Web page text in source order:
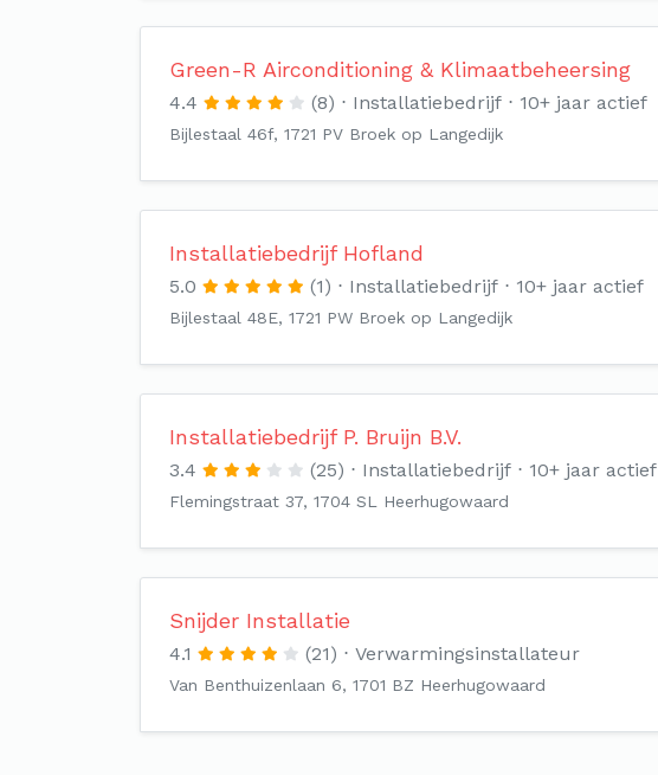
Green-R Airconditioning & Klimaatbeheersing
4.4 (8) Installatiebedrijf 10+ jaar actief
Bijlestaal 46f, 1721 PV Broek op Langedijk
Installatiebedrijf Hofland
5.0 (1) Installatiebedrijf 10+ jaar actief
Bijlestaal 48E, 1721 PW Broek op Langedijk
Installatiebedrijf P. Bruijn B.V.
3.4 (25) Installatiebedrijf 10+ jaar actief
Flemingstraat 37, 1704 SL Heerhugowaard
Snijder Installatie
4.1 (21) Verwarmingsinstallateur
Van Benthuizenlaan 6, 1701 BZ Heerhugowaard